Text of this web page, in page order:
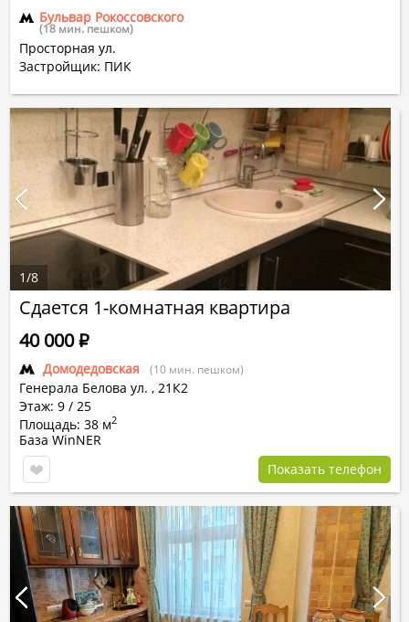
Бульвар Рокоссовского
(18 мин. пешком)
Просторная ул.
Застройщик: ПИК
Сдается 1-комнатная квартира
Домодедовская (10 мин. пешком)
Генерала Белова ул. , 21К2
Этаж: 9 / 25
Площадь: 38 м2
40 000Р
База WinNER
Показать телефон
1/8